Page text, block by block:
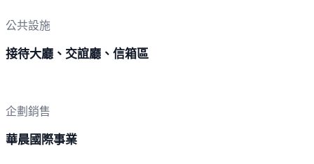
公共設施
接待大廳、交誼廳、信箱區
企劃銷售
華晨國際事業